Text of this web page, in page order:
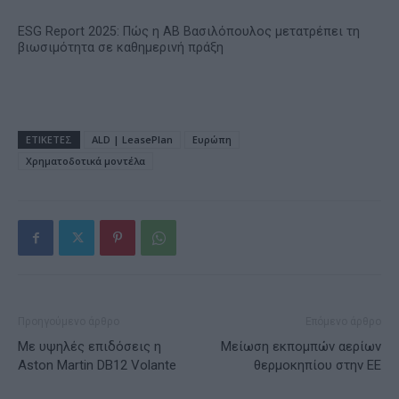
ESG Report 2025: Πώς η ΑΒ Βασιλόπουλος μετατρέπει τη
βιωσιμότητα σε καθημερινή πράξη
ΕΤΙΚΕΤΕΣ ALD | LeasePlan
Ευρώπη
Χρηματοδοτικά μοντέλα
Με υψηλές επιδόσεις η
Aston Martin DB12 Volante
Μείωση εκπομπών αερίων
θερμοκηπίου στην EE